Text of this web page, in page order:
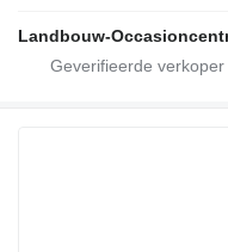
Landbouw-